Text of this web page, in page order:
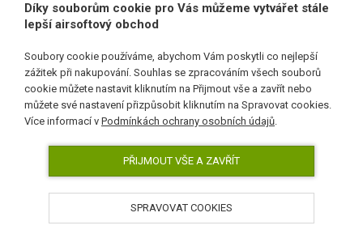
NOVINKY
SLEVY, AKCE
KONTAKT
PŘIHLAŠ SE K ODBĚRU
SLEDUJ NÁS
AirsoftPro.cz © 2026
Díky souborům cookie pro Vás můžeme vytvářet stále
lepší airsoftový obchod
Soubory cookie používáme, abychom Vám poskytli co nejlepší
zážitek při nakupování. Souhlas se zpracováním všech souborů
cookie můžete nastavit kliknutím na Přijmout vše a zavřít nebo
můžete své nastavení přizpůsobit kliknutím na Spravovat cookies.
Více informací v Podmínkách ochrany osobních údajů.
PŘIJMOUT VŠE A ZAVŘÍT
SPRAVOVAT COOKIES